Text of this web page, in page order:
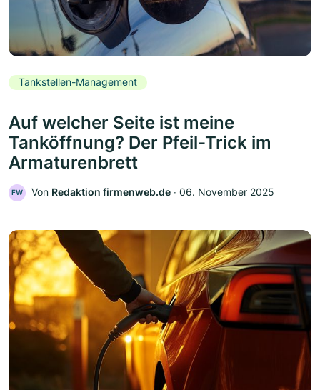
Tankstellen-Management
Auf welcher Seite ist meine
Tanköffnung? Der Pfeil-Trick im
Armaturenbrett
FW Von Redaktion firmenweb.de ‧ 06. November 2025